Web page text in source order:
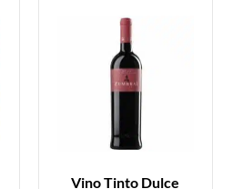
Vino Tinto Dulce